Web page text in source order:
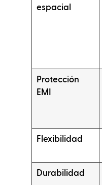
espacial
Protección
EMI
Flexibilidad
Durabilidad